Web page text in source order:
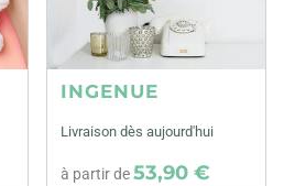
INGENUE
Livraison dès aujourd'hui
à partir de53,90 €